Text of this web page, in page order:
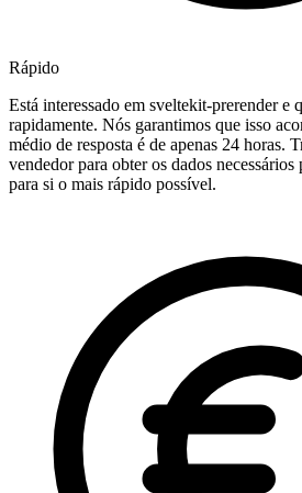
Rápido
Está interessado em sveltekit-prerender e
rapidamente. Nós garantimos que isso
médio de resposta é de apenas 24 horas.
vendedor para obter os dados
para si o mais rápido possível.